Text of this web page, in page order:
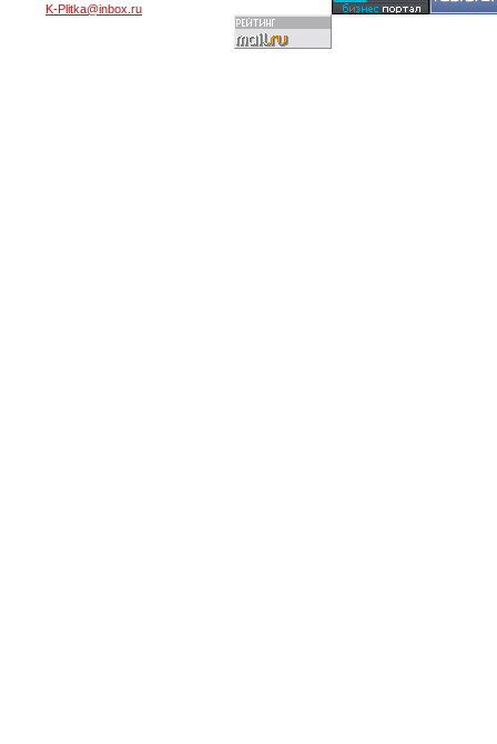
K-Plitka@inbox.ru